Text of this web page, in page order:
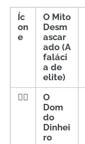
Íc
on
e
O Mito
Desm
ascar
ado (A
faláci
a de
elite)
🧙‍♂️
O
Dom
do
Dinhei
ro